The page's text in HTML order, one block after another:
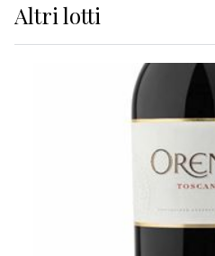
Altrilotti